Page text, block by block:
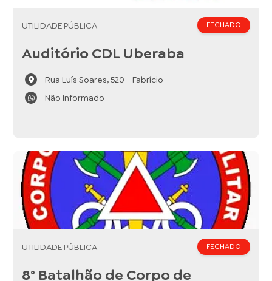
UTILIDADE PÚBLICA FECHADO
Auditório CDL Uberaba
Rua Luís Soares, 520 - Fabrício
Não Informado
UTILIDADE PÚBLICA FECHADO
8° Batalhão de Corpo de